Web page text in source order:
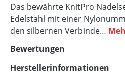
Das bewährte KnitPro
Edelstahl mit einer
den silbernen Verbinde…
Bewertungen
Herstellerinformationen